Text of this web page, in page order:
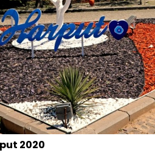
2020